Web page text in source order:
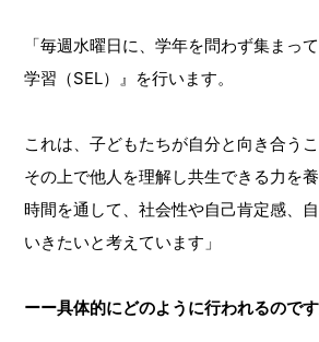
「毎週水曜日に、学年を問わず集まっ
学習（SEL）』を行います。
これは、子どもたちが自分と向き合う
その上で他人を理解し共生できる力を
時間を通して、社会性や自己肯定感、
いきたいと考えています」
ーー具体的にどのように行われるので